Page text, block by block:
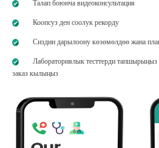
Талап боюнча видеоконсультация
Коопсуз ден соолук рекорду
Сиздин дарылоону көзөмөлдөө жана
Лабораториялык тесттерди
заказ кылыңыз